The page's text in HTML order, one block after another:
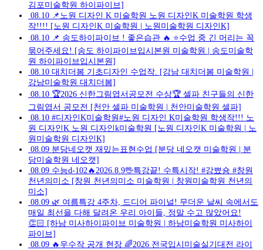
김포미술학원 하이파이브]
08.10 📌노원 디자인 K 미술학원 노원 디자인K 미술학원 학생
작!!!! [노원 디자인K 미술학원 | 노원미술학원 디자인K]
08.10 📌 송도하이파이브 ! 좋은습관 🔥 ⭐️수업 중 긴 머리는 꼭
묶어주세요! [송도 하이파이브입시본원 미술학원 | 송도미술학
원 하이파이브입시본원]
08.10 대치더봄 기초디자인 수업작. [강남 대치더봄 미술학원 |
강남미술학원 대치더봄]
08.10 🏆2026 신한그림엽서공모전 수상🏆 셀파 친구들의 신한
그림엽서 공모전 [천안 셀파 미술학원 | 천안미술학원 셀파]
08.10 #디자인K미술학원#노원 디자인 K미술학원 학생작!!! 노
원 디자인K 노원 디자인k미술학원 [노원 디자인K 미술학원 | 노
원미술학원 디자인K]
08.09 분당네오캣 재밌는표현수업 [분당 네오캣 미술학원 | 분
당미술학원 네오캣]
08.09 수능d-102🔥2026.8.9🖖특강끝! 수특시작! #강뾰숑 #창원
천년의미소 [창원 천년의미소 미술학원 | 창원미술학원 천년의
미소]
08.09 🌿 여름특강 4주차, 드디어 파이널! 무더운 날씨 속에서도
매일 최선을 다해 달려온 우리 아이들, 정말 수고 많았어요!
👏🏻 [하남 미사하이파이브 미술학원 | 하남미술학원 미사하이
파이브]
08.09 🔥우수작 공개 현장 🌈2026 전국입시미술실기대전 라이